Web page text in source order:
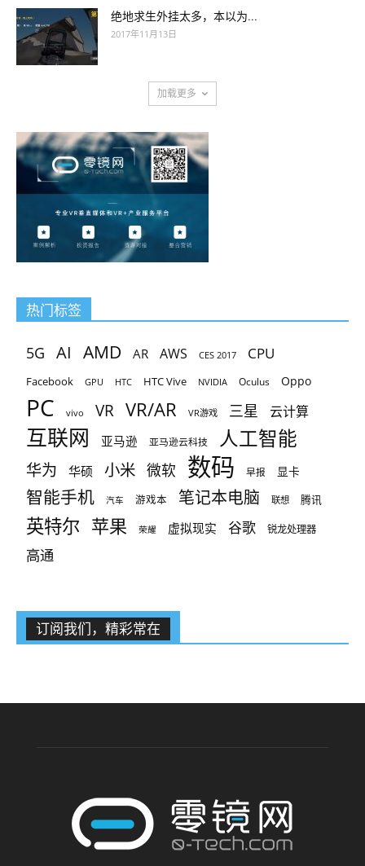
绝地求生外挂太多，本以为...
2017年11月13日
加载更多
热门标签
5G AI AMD AR AWS CES 2017 CPU
Facebook GPU HTC HTC Vive NVIDIA Oculus Oppo
PC vivo VR VR/AR VR游戏 三星 云计算
互联网 亚马逊 亚马逊云科技 人工智能
华为 华硕 小米 微软 数码 早报 显卡
智能手机 汽车 游戏本 笔记本电脑 联想 腾讯
英特尔 苹果 荣耀 虚拟现实 谷歌 锐龙处理器
高通
订阅我们，精彩常在